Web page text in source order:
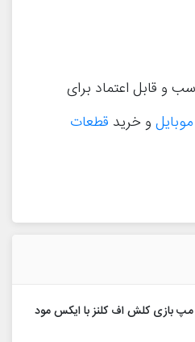
و قابل اعتماد برای
و خرید قطعات
بازی کلش اف کلنز با ایکس مود